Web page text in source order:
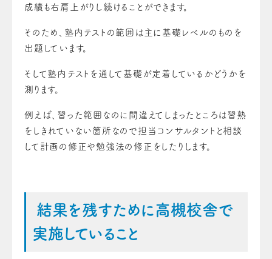
成績も右肩上がりし続けることができます。
そのため、塾内テストの範囲は主に基礎レベルのものを
出題しています。
そして塾内テストを通して基礎が定着しているかどうかを
測ります。
例えば、習った範囲なのに間違えてしまったところは習熟
をしきれていない箇所なので担当コンサルタントと相談
して計画の修正や勉強法の修正をしたりします。
結果を残すために高槻校舎で
実施していること